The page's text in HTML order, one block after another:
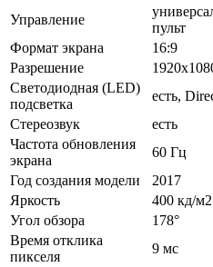
Управление
пульт
Формат экрана
16:9
Разрешение
Светодиодная (LED)
подсветка
есть,
Стереозвук
есть
Частота обновления
экрана
60 Гц
Год создания модели
2017
Яркость
400 кд/м2
Угол обзора
178°
Время отклика
пикселя
9 мс